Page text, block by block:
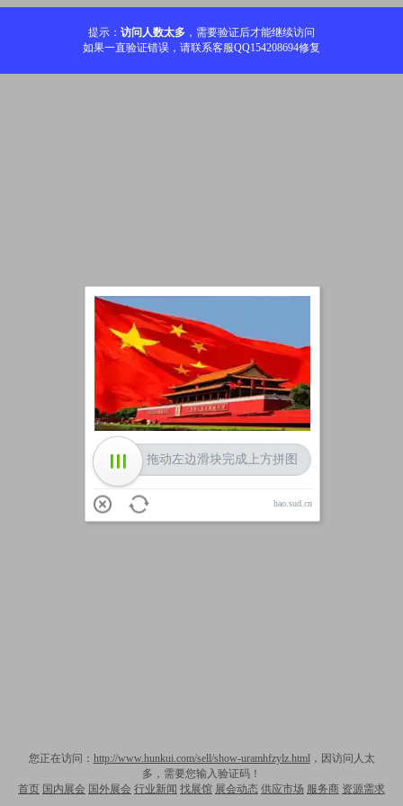
提示： 访问人数太多 ，需要验证后才能继续访问
如果一直验证错误，请联系客服QQ154208694修复
您正在访问： http://www.hunkui.com/sell/show-uramhfzylz.html，因访问人太
多，需要您输入验证码！
首页 国内展会 国外展会 行业新闻 找展馆 展会动态 供应市场 服务商 资源需求
加载中
拖动左边滑块完成上方拼图
hao.sud.cn